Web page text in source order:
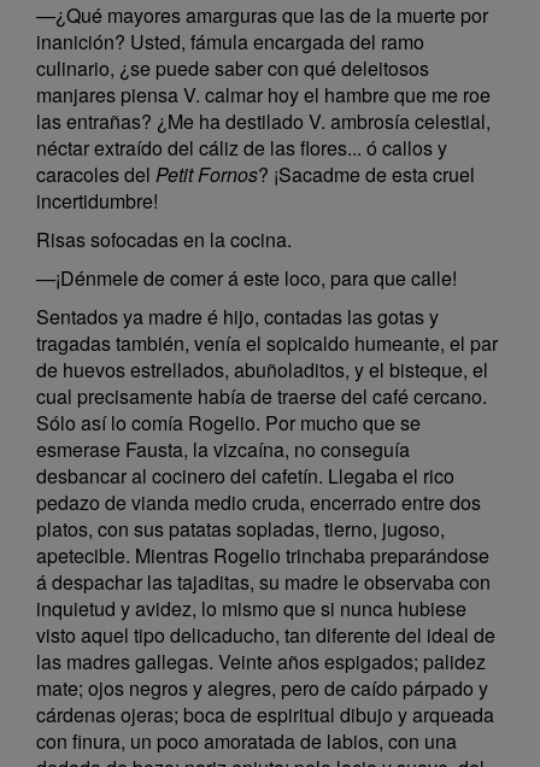
—¿Qué mayores amarguras que las de la muerte por
inanición? Usted, fámula encargada del ramo
culinario, ¿se puede saber con qué deleitosos
manjares piensa V. calmar hoy el hambre que me roe
las entrañas? ¿Me ha destilado V. ambrosía celestial,
néctar extraído del cáliz de las flores... ó callos y
caracoles del Petit Fornos? ¡Sacadme de esta cruel
incertidumbre!
Risas sofocadas en la cocina.
—¡Dénmele de comer á este loco, para que calle!
Sentados ya madre é hijo, contadas las gotas y
tragadas también, venía el sopicaldo humeante, el par
de huevos estrellados, abuñoladitos, y el bisteque, el
cual precisamente había de traerse del café cercano.
Sólo así lo comía Rogelio. Por mucho que se
esmerase Fausta, la vizcaína, no conseguía
desbancar al cocinero del cafetín. Llegaba el rico
pedazo de vianda medio cruda, encerrado entre dos
platos, con sus patatas sopladas, tierno, jugoso,
apetecible. Mientras Rogelio trinchaba preparándose
á despachar las tajaditas, su madre le observaba con
inquietud y avidez, lo mismo que si nunca hubiese
visto aquel tipo delicaducho, tan diferente del ideal de
las madres gallegas. Veinte años espigados; palidez
mate; ojos negros y alegres, pero de caído párpado y
cárdenas ojeras; boca de espiritual dibujo y arqueada
con finura, un poco amoratada de labios, con una